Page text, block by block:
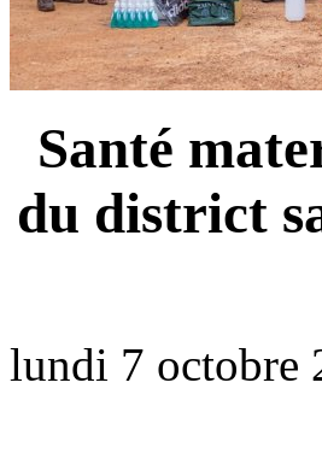
Santé
du district
lundi 7 octobre